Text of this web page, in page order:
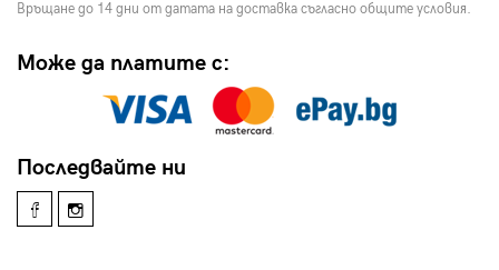
Връщане до 14 дни от датата на доставка съгласно общите условия.
Може да платите с:
Последвайте ни